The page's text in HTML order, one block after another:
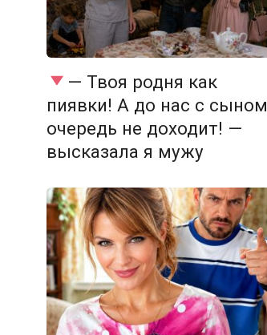
— Твоя родня как
пиявки! А до нас с сыном
очередь не доходит! —
высказала я мужу